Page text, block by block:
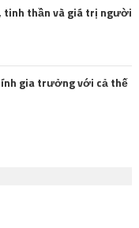
tinh thần và giá trị người
gia trưởng với cả thế